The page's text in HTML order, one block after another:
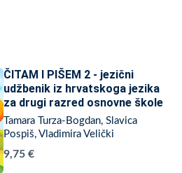
ČITAM I PIŠEM 2 - jezični
udžbenik iz hrvatskoga jezika
za drugi razred osnovne škole
Tamara Turza-Bogdan, Slavica
Pospiš, Vladimira Velički
9,75 €